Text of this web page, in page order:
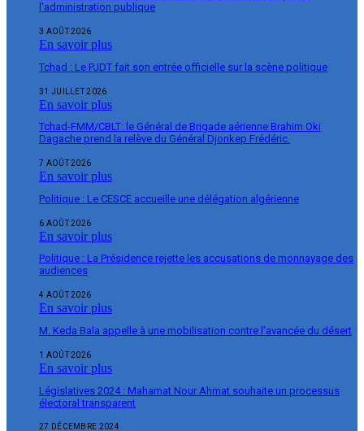
l’administration publique
3 AOÛT 2026
En savoir plus
Tchad : Le PJDT fait son entrée officielle sur la scène politique
31 JUILLET 2026
En savoir plus
Tchad-FMM/CBLT: le Général de Brigade aérienne Brahim Oki
Dagache prend la relève du Général Djonkep Frédéric.
7 AOÛT 2026
En savoir plus
Politique : Le CESCE accueille une délégation algérienne
6 AOÛT 2026
En savoir plus
Politique : La Présidence rejette les accusations de monnayage des
audiences
4 AOÛT 2026
En savoir plus
M. Keda Bala appelle à une mobilisation contre l’avancée du désert
1 AOÛT 2026
En savoir plus
Législatives 2024 : Mahamat Nour Ahmat souhaite un processus
électoral transparent
27 DÉCEMBRE 2024